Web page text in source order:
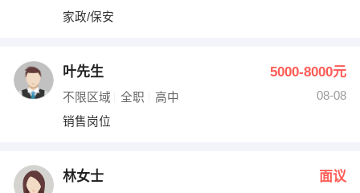
家政/保安
叶先生 5000-8000元
不限区域 全职 高中
08-08
销售岗位
林女士 面议